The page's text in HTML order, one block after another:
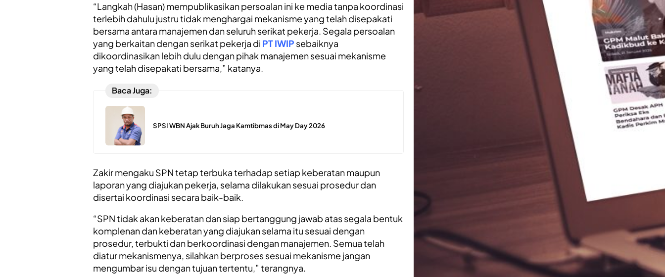
“Langkah (Hasan) mempublikasikan persoalan ini ke media tanpa koordinasi
terlebih dahulu justru tidak menghargai mekanisme yang telah disepakati
bersama antara manajemen dan seluruh serikat pekerja. Segala persoalan
yang berkaitan dengan serikat pekerja di PT IWIP sebaiknya
dikoordinasikan lebih dulu dengan pihak manajemen sesuai mekanisme
yang telah disepakati bersama,” katanya.
Baca Juga:
SPSI WBN Ajak Buruh Jaga Kamtibmas di May Day 2026
Zakir mengaku SPN tetap terbuka terhadap setiap keberatan maupun
laporan yang diajukan pekerja, selama dilakukan sesuai prosedur dan
disertai koordinasi secara baik-baik.
“SPN tidak akan keberatan dan siap bertanggung jawab atas segala bentuk
komplenan dan keberatan yang diajukan selama itu sesuai dengan
prosedur, terbukti dan berkoordinasi dengan manajemen. Semua telah
diatur mekanismenya, silahkan berproses sesuai mekanisme jangan
mengumbar isu dengan tujuan tertentu,” terangnya.